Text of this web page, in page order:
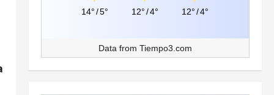
14° /5° 12° /4° 12° /4°
Data from Tiempo3.com